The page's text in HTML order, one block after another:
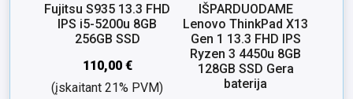
Fujitsu S935 13.3 FHD
IPS i5-5200u 8GB
256GB SSD
110,00 €
(įskaitant 21% PVM)
IŠPARDUODAME
Lenovo ThinkPad X13
Gen 1 13.3 FHD IPS
Ryzen 3 4450u 8GB
128GB SSD Gera
baterija